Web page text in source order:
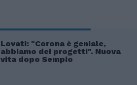
Lovati: "Corona è geniale,
abbiamo dei progetti". Nuova
vita dopo Sempio